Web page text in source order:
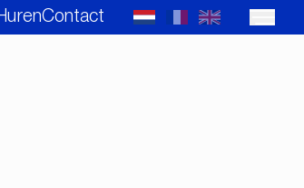
Contact